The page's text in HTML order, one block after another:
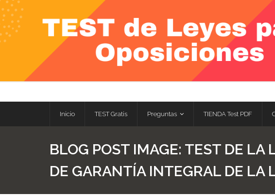
Skip
to
content
Inicio TEST Gratis Preguntas TIENDA Test PDF
BLOG POST IMAGE: TEST DE LA
DE GARANTÍA INTEGRAL DE LA